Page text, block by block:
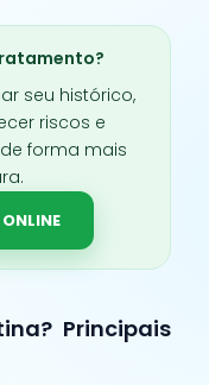
seu histórico,
riscos e
forma mais
Principais